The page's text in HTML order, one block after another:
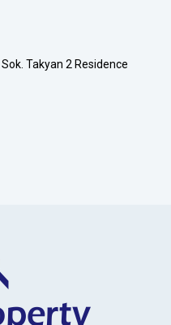
Takyan 2 Residence